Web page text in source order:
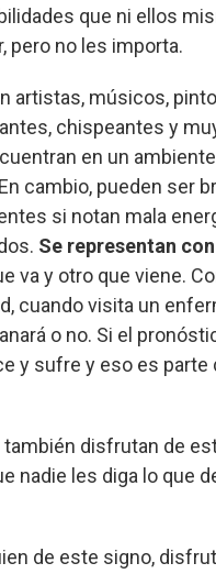
que ni ellos
pero no les importa.
artistas, músicos,
chispeantes y
en un
cambio, pueden ser
si notan mala
Se representan
va y otro que viene.
cuando visita un
o no. Si el
y sufre y eso es parte
también disfrutan de
nadie les diga lo que
de este signo,